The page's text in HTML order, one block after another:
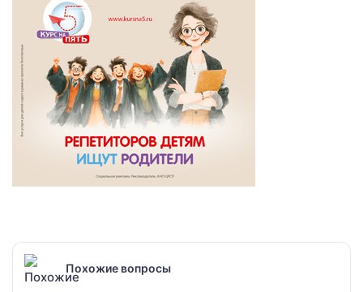
Похожие вопросы